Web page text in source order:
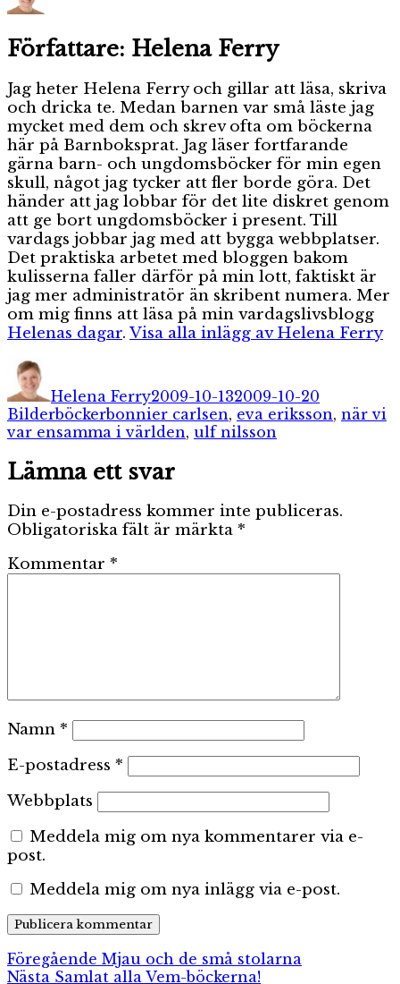
Författare: Helena Ferry
Jag heter Helena Ferry och gillar att läsa, skriva
och dricka te. Medan barnen var små läste jag
mycket med dem och skrev ofta om böckerna
här på Barnboksprat. Jag läser fortfarande
gärna barn- och ungdomsböcker för min egen
skull, något jag tycker att fler borde göra. Det
händer att jag lobbar för det lite diskret genom
att ge bort ungdomsböcker i present. Till
vardags jobbar jag med att bygga webbplatser.
Det praktiska arbetet med bloggen bakom
kulisserna faller därför på min lott, faktiskt är
jag mer administratör än skribent numera. Mer
om mig finns att läsa på min vardagslivsblogg
Helenas dagar. Visa alla inlägg av Helena Ferry
Helena Ferry2009-10-132009-10-20
BilderböckerEtiketter
bonnier carlsen, eva eriksson, när vi
var ensamma i världen, ulf nilsson
Lämna ett svar
Din e-postadress kommer inte publiceras.
Obligatoriska fält är märkta *
Kommentar *
Namn *
E-postadress *
Webbplats
Meddela mig om nya kommentarer via e-
post.
Meddela mig om nya inlägg via e-post.
Inläggsnavigering
Föregående Föregående
inlägg:
Mjau och de små stolarna
Nästa Nästa
Samlat alla Vem-böckerna!